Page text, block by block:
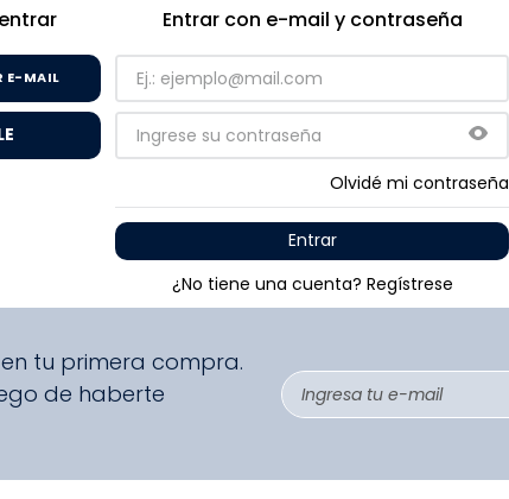
E-MAIL
Entrar con e-mail y contraseña
Olvidé mi contraseña
Entrar
¿No tiene una cuenta? Regístrese
tu primera compra.
de haberte
niño
niña